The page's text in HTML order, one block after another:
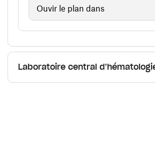
Ouvir le plan dans
Laboratoire central